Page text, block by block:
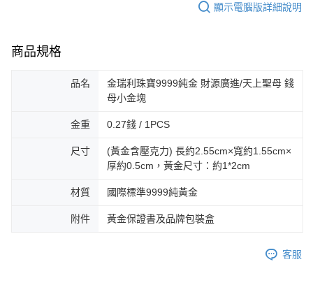
顯示電腦版詳細說明
商品規格
品名
金瑞利珠寶9999純金 財源廣進/天上聖母 錢
母小金塊
金重 0.27錢 / 1PCS
尺寸
(黃金含壓克力) 長約2.55cm×寬約1.55cm×
厚約0.5cm，黃金尺寸：約1*2cm
材質 國際標準9999純黃金
附件 黃金保證書及品牌包裝盒
客服